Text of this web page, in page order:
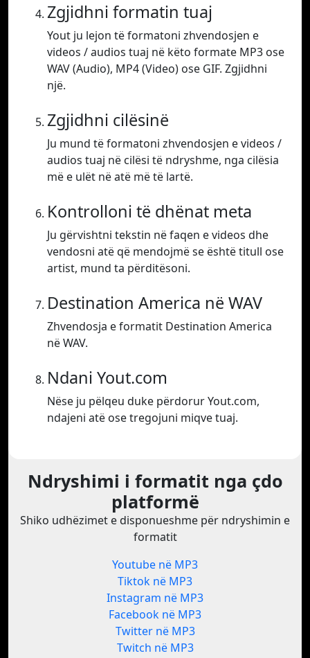
Zgjidhni formatin tuaj
Yout ju lejon të formatoni zhvendosjen e
videos / audios tuaj në këto formate MP3 ose
WAV (Audio), MP4 (Video) ose GIF. Zgjidhni
një.
Zgjidhni cilësinë
Ju mund të formatoni zhvendosjen e videos /
audios tuaj në cilësi të ndryshme, nga cilësia
më e ulët në atë më të lartë.
Kontrolloni të dhënat meta
Ju gërvishtni tekstin në faqen e videos dhe
vendosni atë që mendojmë se është titull ose
artist, mund ta përditësoni.
Destination America në WAV
Zhvendosja e formatit Destination America
në WAV.
Ndani Yout.com
Nëse ju pëlqeu duke përdorur Yout.com,
ndajeni atë ose tregojuni miqve tuaj.
Ndryshimi i formatit nga çdo
platformë
Shiko udhëzimet e disponueshme për ndryshimin e
formatit
Youtube në MP3
Tiktok në MP3
Instagram në MP3
Facebook në MP3
Twitter në MP3
Twitch në MP3